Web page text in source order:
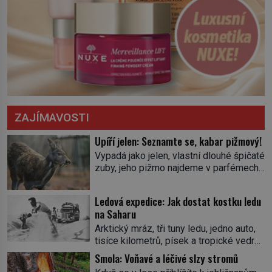
ZAJÍMAVOSTI
Upíří jelen: Seznamte se, kabar pižmový!
Vypadá jako jelen, vlastní dlouhé špičaté
zuby, jeho pižmo najdeme v parfémech
jediného zástupce zvířecí říše – kabara
pižmového. V Evropě ho jako první
popíše švédský botanik Carl Linné
(1707–1778), jenže v Asii o něm ví už
celá staletí. Zvíře připomíná jelena,
v kohoutku dosahuje […]
Ledová expedice: Jak dostat kostku ledu
na Saharu
Arktický mráz, tři tuny ledu, jedno auto,
tisíce kilometrů, písek a tropické vedro.
To je ve zkratce zdánlivě nesplnitelná
výzva, která se promění v úžasné
Smola: Voňavé a léčivé slzy stromů